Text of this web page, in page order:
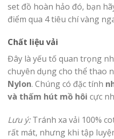
set đồ hoàn hảo đó, bạn
điểm qua 4 tiêu chí vàng
Chất liệu vải
Đây là yếu tố quan trọng
chuyên dụng cho thể thao
Nylon. Chúng có đặc tính
và thấm hút mồ hôi cực
Lưu ý:Tránh xa vải 100%
rất mát, nhưng khi tập